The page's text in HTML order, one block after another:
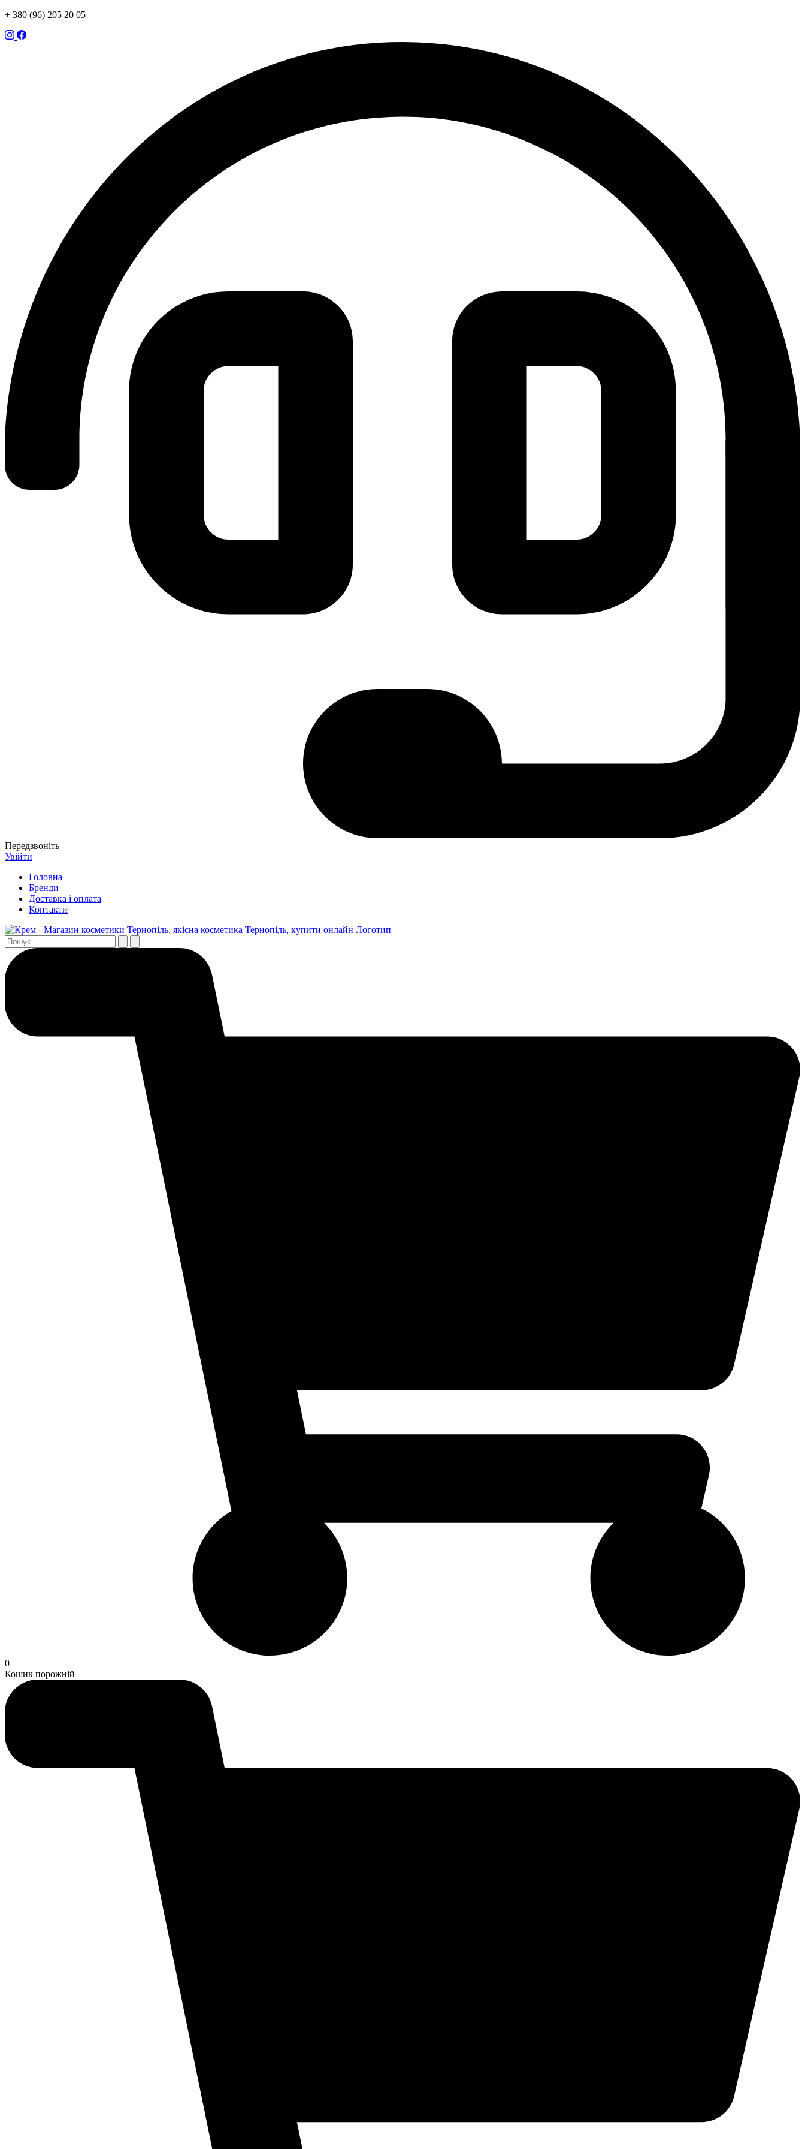
+ 380 (96) 205 20 05
Передзвоніть
Увійти
Головна
Бренди
Доставка і оплата
Контакти
0
Кошик порожній